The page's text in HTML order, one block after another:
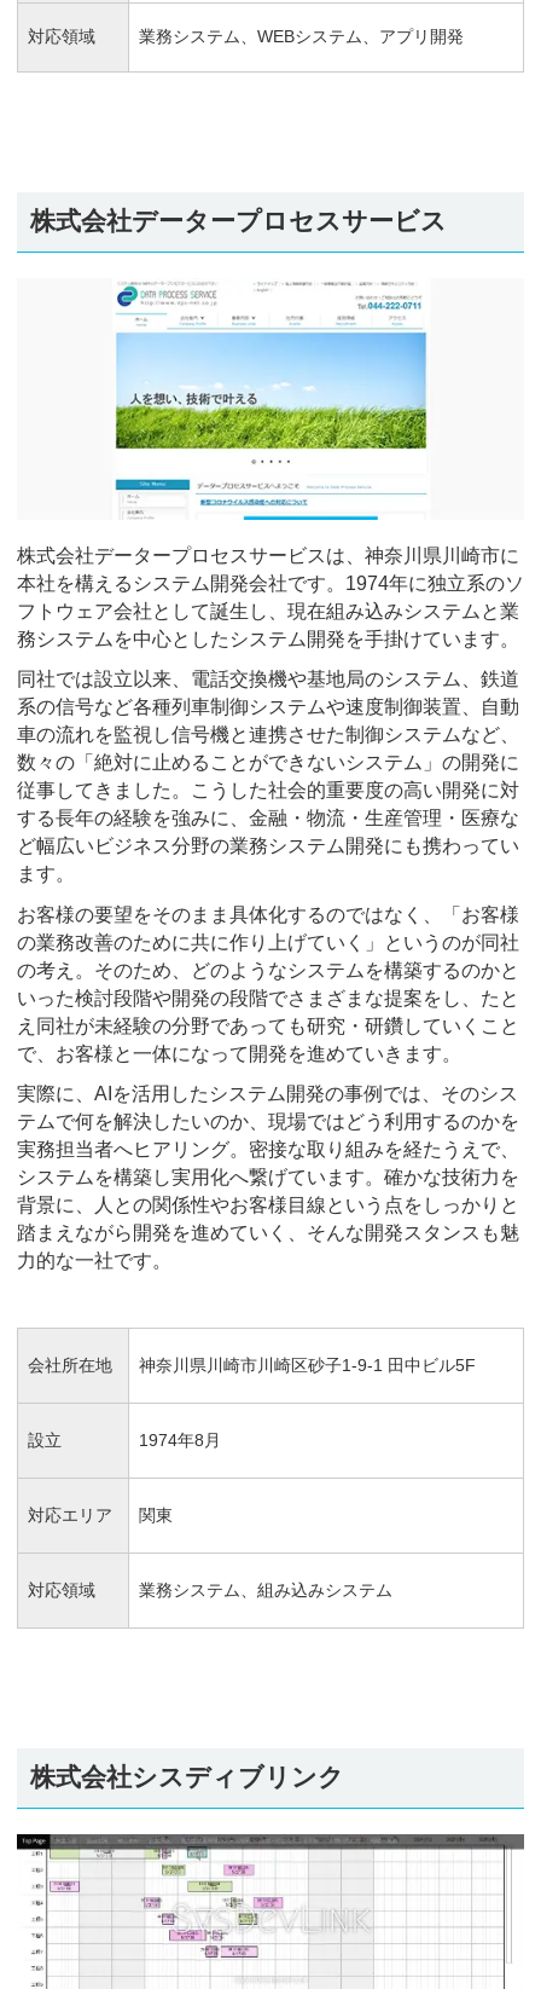
対応領域 業務システム、WEBシステム、アプリ開発
株式会社データープロセスサービス
株式会社データープロセスサービスは、神奈川県川崎市に
本社を構えるシステム開発会社です。1974年に独立系のソ
フトウェア会社として誕生し、現在組み込みシステムと業
務システムを中心としたシステム開発を手掛けています。
同社では設立以来、電話交換機や基地局のシステム、鉄道
系の信号など各種列車制御システムや速度制御装置、自動
車の流れを監視し信号機と連携させた制御システムなど、
数々の「絶対に止めることができないシステム」の開発に
従事してきました。こうした社会的重要度の高い開発に対
する長年の経験を強みに、金融・物流・生産管理・医療な
ど幅広いビジネス分野の業務システム開発にも携わってい
ます。
お客様の要望をそのまま具体化するのではなく、「お客様
の業務改善のために共に作り上げていく」というのが同社
の考え。そのため、どのようなシステムを構築するのかと
いった検討段階や開発の段階でさまざまな提案をし、たと
え同社が未経験の分野であっても研究・研鑽していくこと
で、お客様と一体になって開発を進めていきます。
実際に、AIを活用したシステム開発の事例では、そのシス
テムで何を解決したいのか、現場ではどう利用するのかを
実務担当者へヒアリング。密接な取り組みを経たうえで、
システムを構築し実用化へ繋げています。確かな技術力を
背景に、人との関係性やお客様目線という点をしっかりと
踏まえながら開発を進めていく、そんな開発スタンスも魅
力的な一社です。
会社所在地 神奈川県川崎市川崎区砂子1-9-1 田中ビル5F
設立 1974年8月
対応エリア 関東
対応領域 業務システム、組み込みシステム
株式会社シスディブリンク